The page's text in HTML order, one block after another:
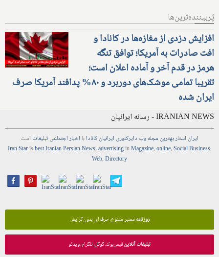
پُربیننده‌ترین‌ها
افزایش دزدی از مغازه‌ها در کانادا و
افت صادرات به آمریکا؛ توافق تنگه
هرمز در قدم آخر و آماده اعلان است؛
تقریبا تمامی موشک‌های دوربرد و ۸۰% پدافند آمریکا صرف
ایران شده
IRANIAN NEWS - رسانه ایرانیان
ایران استاربهترین مجلهوب دایرکتوری ایرانیان کانادابا اخباراجتماعیتبلیغات است
Iran Starisbest Iranian PersianNews,advertisinginMagazine,online,Social Business,
Web,Directory
روزنامهمعتبر، متنوع، حرفه‌ای، بدون گرایش
تبلیغات آنلاینفیس‌بوک، گوگل، تلگرام، ویدئو